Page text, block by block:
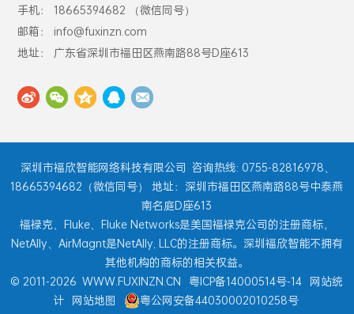
手机： 18665394682 （微信同号）
邮箱： info@fuxinzn.com
地址： 广东省深圳市福田区燕南路88号D座613
深圳市福欣智能网络科技有限公司 咨询热线: 0755-82816978、
18665394682（微信同号） 地址：深圳市福田区燕南路88号中泰燕
南名庭D座613
福禄克、Fluke、Fluke Networks是美国福禄克公司的注册商标，
NetAlly、AirMagnt是NetAlly, LLC的注册商标。深圳福欣智能不拥有
其他机构的商标的相关权益。
© 2011-2026 WWW.FUXINZN.CN 粤ICP备14000514号-14 网站统
计 网站地图
粤公网安备44030002010258号